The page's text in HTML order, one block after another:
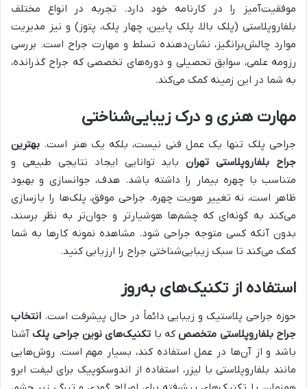
موفقیت‌آمیز را در کارنامه خود دارد. تجربه در انواع مختلف
بلفاروپلاستی (پلک بالا، پلک پایین، چهار پلک، پتوز) و نیز مدیریت
موارد چالش‌برانگیز، نشان‌دهنده تسلط و مهارت جراح است. بررسی
رزومه علمی، سوابق تحصیلی و دوره‌های تخصصی که جراح گذرانده،
به شما در این زمینه کمک می‌کند.
مهارت هنری و درک زیبایی‌شناختی
جراحی پلک تنها یک عمل فنی نیست، بلکه یک هنر است. بهترین
جراح بلفاروپلاستی تهرانباید توانایی ایجاد نتایجی طبیعی و
متناسب با چهره بیمار را داشته باشد. هدف، جوانسازی و بهبود
ظاهر است، نه تغییر هویت چهره. جراحی موفق، پلک‌ها را بازسازی
می‌کند به گونه‌ای که چشم‌ها هوشیارتر و جوان‌تر به نظر برسند،
بدون آنکه کسی متوجه جراحی شود. مشاهده نمونه کارها به شما
کمک می‌کند تا سبک زیبایی‌شناختی جراح را ارزیابی کنید.
استفاده از تکنیک‌های به‌روز
حوزه جراحی پلاستیک و زیبایی دائماً در حال پیشرفت است. انتخاب
جراح بلفاروپلاستی متخصصکه با تکنیک‌های نوین جراحی پلک آشنا
باشد و از آن‌ها در عمل استفاده کند، بسیار مهم است. روش‌هایی
مانند بلفاروپلاستی با لیزر، استفاده از اندوسکوپیک برای لیفت ابرو